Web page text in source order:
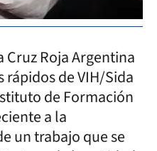
Roja Argentina
de VIH/Sida
de Formación
a la
un trabajo que se